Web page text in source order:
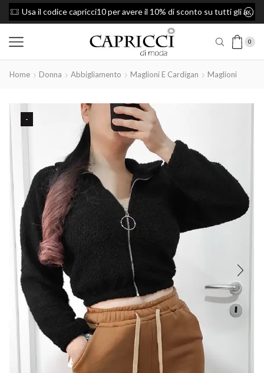
Usa il codice capricci10 per avere il 10% di sconto su tutti gli articoli Spedizione Gratis per ordini superiori a
0
Home Donna Abbigliamento Maglioni E Cardigan Maglioni
-